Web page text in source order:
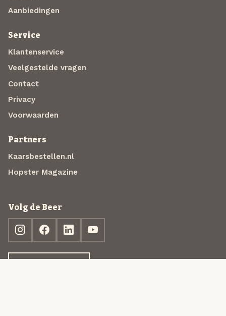
Aanbiedingen
Service
Klantenservice
Veelgestelde vragen
Contact
Privacy
Voorwaarden
Partners
Kaarsbestellen.nl
Hopster Magazine
Volg de Beer